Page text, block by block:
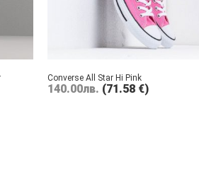
Converse All Star Hi Pink
140.00лв. (71.58 €)